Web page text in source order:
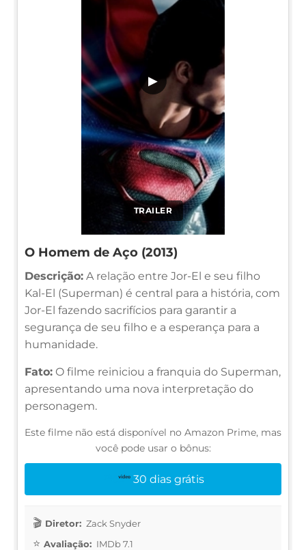
TRAILER
▶
O Homem de Aço (2013)
Descrição: A relação entre Jor-El e seu filho
Kal-El (Superman) é central para a história, com
Jor-El fazendo sacrifícios para garantir a
segurança de seu filho e a esperança para a
humanidade.
Fato: O filme reiniciou a franquia do Superman,
apresentando uma nova interpretação do
personagem.
Este filme não está disponível no Amazon Prime, mas
você pode usar o bônus:
30 dias grátis
Diretor: Zack Snyder
Avaliação: IMDb 7.1